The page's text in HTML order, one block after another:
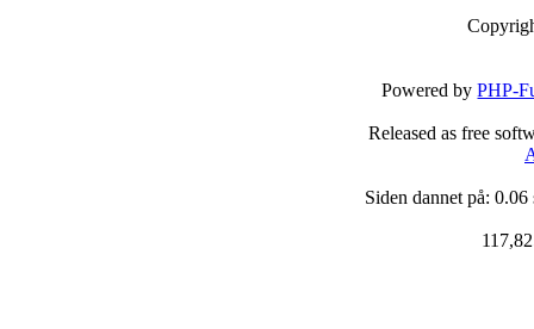
Powered byPHP-
Released as free
Siden dannet på: